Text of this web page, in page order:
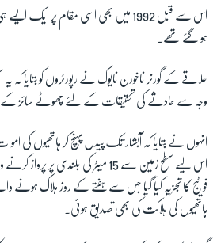
اس سے قبل 1992 میں بھی اسی مقام پر ایک
ہو گئے تھے۔
علاقے کے گورنر ناخورن نایوک نے رپورٹروں کو بتایا کہ
وجہ سے حادثے کی تحقیقات کے لئے چھوٹے سائز کے
انہوں نے بتایا کہ آبشار تک پیدل پہنچ کر ہاتھیوں کی
اس لیے سطح زمین سے 15 میٹر کی بلندی پر پرواز
فوٹیج کا تجزیہ کیا گیا جس سے ہفتے کے روز ہلاک ہونے
ہاتھیوں کی ہلاکت کی بھی تصدیق ہوئی۔